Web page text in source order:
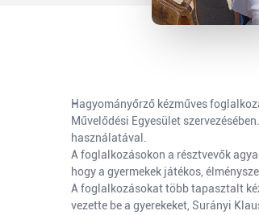
Hagyományőrző kézműves
Művelődési Egyesület
használatával.
A foglalkozásokon a résztvevők
hogy a gyermekek játékos,
A foglalkozásokat több tapasztalt
vezette be a gyerekeket, Surányi